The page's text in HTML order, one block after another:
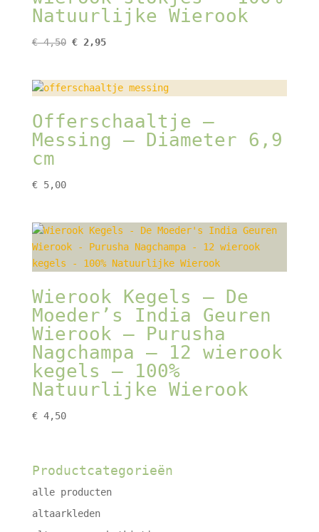
Natuurlijke Wierook
€4,50 Oorspronkelijke
€ 4,50.
€2,95Huidige
€ 2,95.
Offerschaaltje –
Messing – Diameter 6,9
cm
€5,00
Wierook Kegels – De
Moeder’s India Geuren
Wierook – Purusha
Nagchampa – 12 wierook
kegels – 100%
Natuurlijke Wierook
€4,50
Productcategorieën
alle producten
altaarkleden